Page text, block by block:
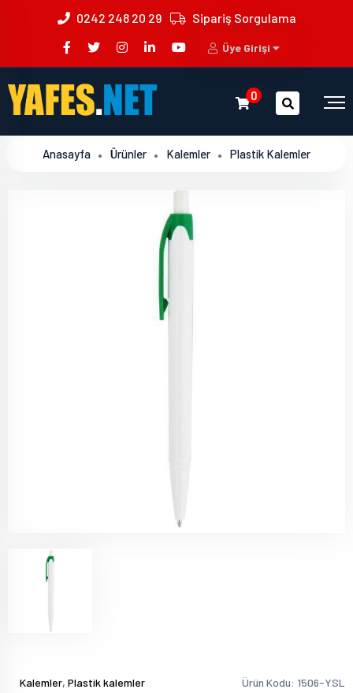
0242 248 20 29 Sipariş Sorgulama
Üye Girişi
0
Anasayfa Ürünler Kalemler Plastik Kalemler
Kalemler, Plastik kalemler Ürün Kodu: 1506-YSL